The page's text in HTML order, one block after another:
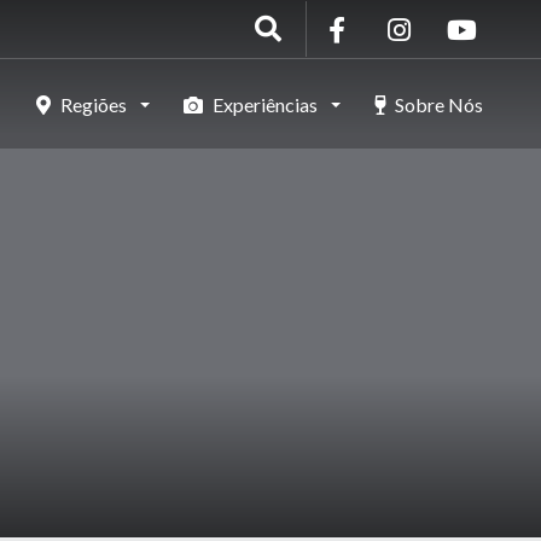
Regiões Experiências Sobre Nós